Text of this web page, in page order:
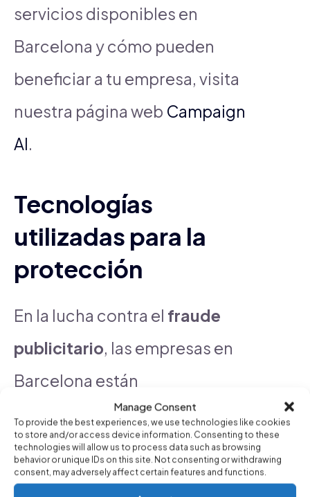
Manage Consent
To provide the best experiences, we use technologies like cookies
to store and/or access device information. Consenting to these
technologies will allow us to process data such as browsing
behavior or unique IDs on this site. Not consenting or withdrawing
consent, may adversely affect certain features and functions.
servicios disponibles en
Barcelona y cómo pueden
beneficiar a tu empresa, visita
nuestra página web Campaign
AI.
Tecnologías
utilizadas para la
protección
En la lucha contra el fraude
publicitario, las empresas en
Barcelona están
implementando tecnologías
avanzadas para salvaguardar
sus inversiones. Las